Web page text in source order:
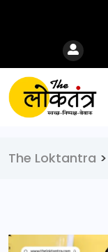
The Loktantra >